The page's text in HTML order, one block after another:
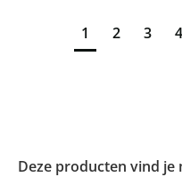
1 2 3 4
Deze producten vind je